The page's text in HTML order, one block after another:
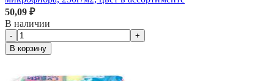
50,09 ₽
В наличии
-
+
В корзину